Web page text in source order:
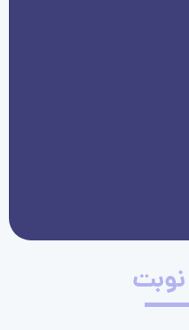
نوبت